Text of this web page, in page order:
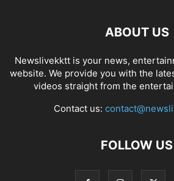
ABOUT US
Newslivekktt is your news,
website. We provide you with the
videos straight from the
Contact us:
FOLLOW US